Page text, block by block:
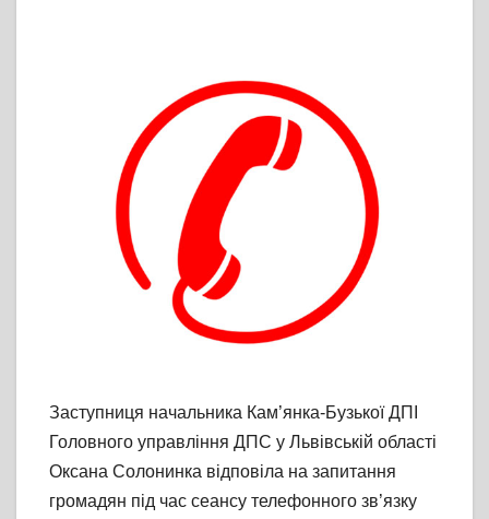
Заступниця начальника Кам’янка-Бузької ДПІ
Головного управління ДПС у Львівській області
Оксана Солонинка відповіла на запитання
громадян під час сеансу телефонного зв’язку